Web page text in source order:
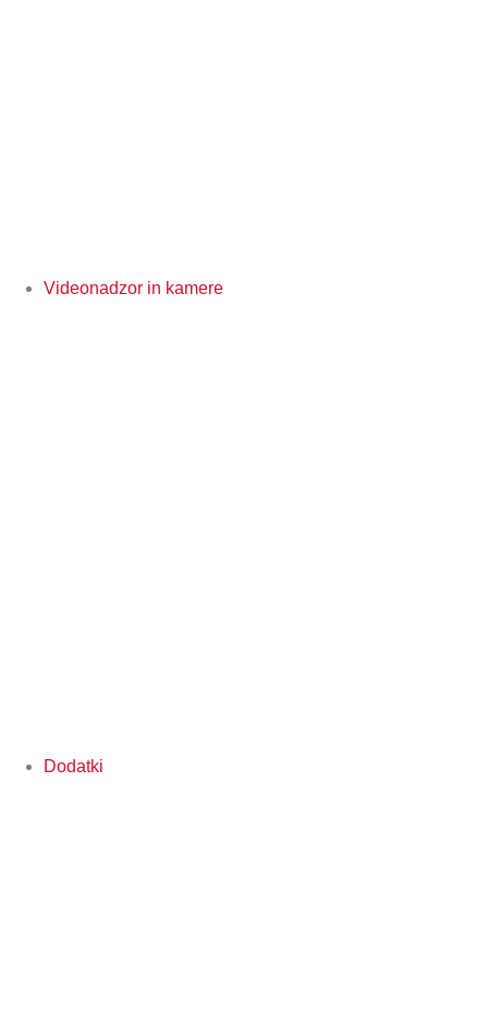
Videonadzor in kamere
Dodatki